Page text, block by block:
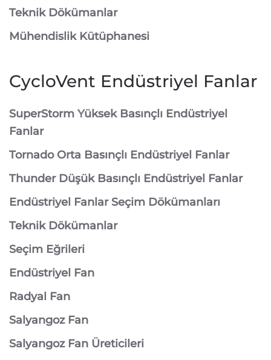
Teknik Dökümanlar
Mühendislik Kütüphanesi
CycloVent Endüstriyel Fanlar
SuperStorm Yüksek Basınçlı Endüstriyel
Fanlar
Tornado Orta Basınçlı Endüstriyel Fanlar
Thunder Düşük Basınçlı Endüstriyel Fanlar
Endüstriyel Fanlar Seçim Dökümanları
Teknik Dökümanlar
Seçim Eğrileri
Endüstriyel Fan
Radyal Fan
Salyangoz Fan
Salyangoz Fan Üreticileri